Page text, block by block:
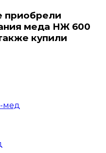
приобрели
меда НЖ 600
купили